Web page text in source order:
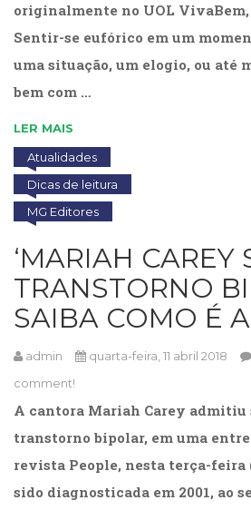
Fisioterapia
(47)
Fonoaudiologia
Gestalt-
terapia
Jornalismo
(57)
LGBTQIA+
(66)
Erótica
(11)
Literatura,
Ficção,
(69)
Obras
referência
(48)
PNL
Neurolingüística)
originalmente no UOL VivaBem,
Sentir-se eufórico em um
uma situação, um elogio, ou até
bem com …
LER MAIS
Atualidades
Dicas de leitura
MG Editores
‘MARIAH CAREY
TRANSTORNO
SAIBA COMO É
admin quarta-feira, 11 abril 2018
comment!
A cantora Mariah Carey admitiu
transtorno bipolar, em uma
revista People, nesta terça-feira
sido diagnosticada em 2001, ao